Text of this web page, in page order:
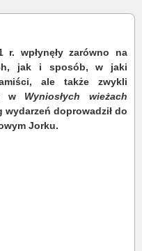
r. wpłynęły zarówno na
jak i sposób, w jaki
ale także zwykli
w Wyniosłych wieżach
wydarzeń doprowadził do
Jorku.